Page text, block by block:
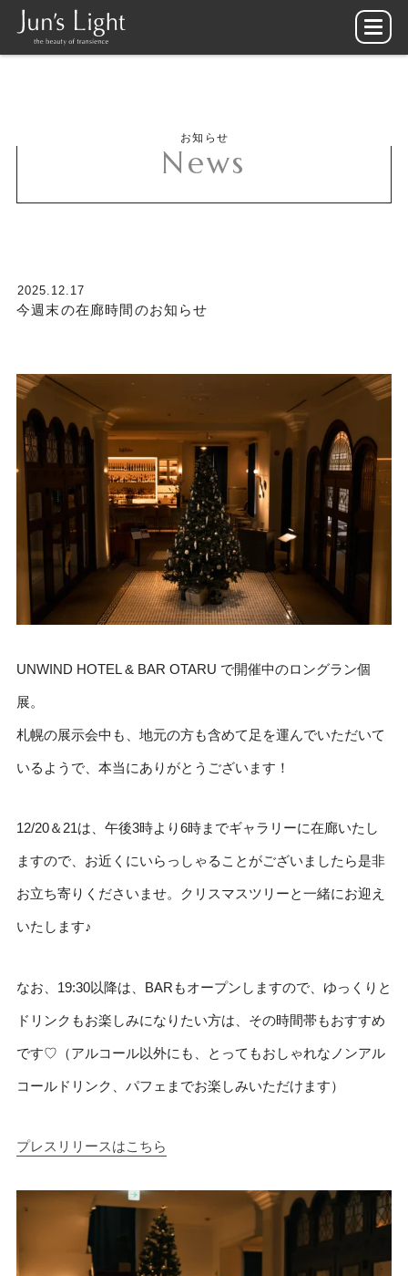
お知らせ
News
2025.12.17
今週末の在廊時間のお知らせ
UNWIND HOTEL & BAR OTARU で開催中のロングラン個
展。
札幌の展示会中も、地元の方も含めて足を運んでいただいて
いるようで、本当にありがとうございます！
12/20＆21は、午後3時より6時までギャラリーに在廊いたし
ますので、お近くにいらっしゃることがございましたら是非
お立ち寄りくださいませ。クリスマスツリーと一緒にお迎え
いたします♪
なお、19:30以降は、BARもオープンしますので、ゆっくりと
ドリンクもお楽しみになりたい方は、その時間帯もおすすめ
です♡（アルコール以外にも、とってもおしゃれなノンアル
コールドリンク、パフェまでお楽しみいただけます）
プレスリリースはこちら